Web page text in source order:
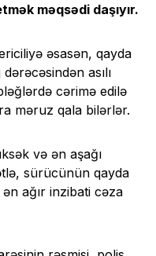
məqsədi daşıyır.
əsasən, qayda
asılı
cərimə edilə
məruz qala bilərlər.
və ən aşağı
sürücünün qayda
ağır inzibati cəza